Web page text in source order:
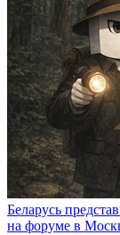
Беларусь
на форуме в